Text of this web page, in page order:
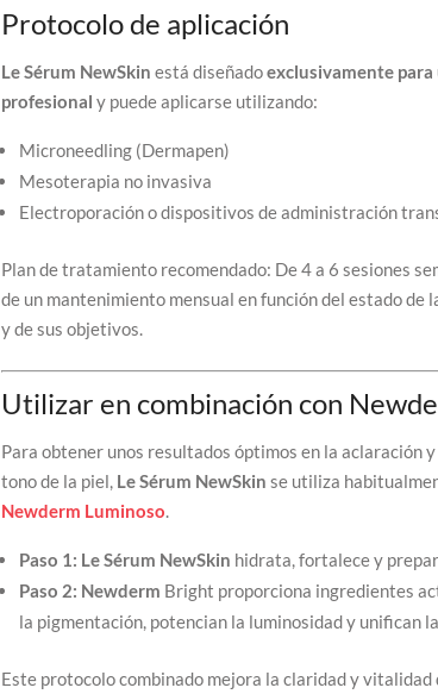
Protocolo de aplicación
Le Sérum NewSkin está diseñadoexclusivamente
profesional y puede aplicarse utilizando:
Microneedling (Dermapen)
Mesoterapia no invasiva
Electroporación o dispositivos de administración
Plan de tratamiento recomendado: De 4 a 6 sesiones
de un mantenimiento mensual en función del estado de
y de sus objetivos.
Utilizar en combinación con
Para obtener unos resultados óptimos en la aclaración
tono de la piel, Le Sérum NewSkin se utiliza
Newderm Luminoso.
Paso 1: Le Sérum NewSkin hidrata, fortalece y
Paso 2: Newderm Bright proporciona ingredientes
la pigmentación, potencian la luminosidad y unifican
Este protocolo combinado mejora la claridad y vitalidad